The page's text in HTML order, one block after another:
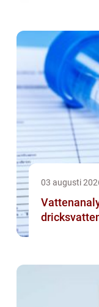
03 augusti
Vattenanalys nyckeln till